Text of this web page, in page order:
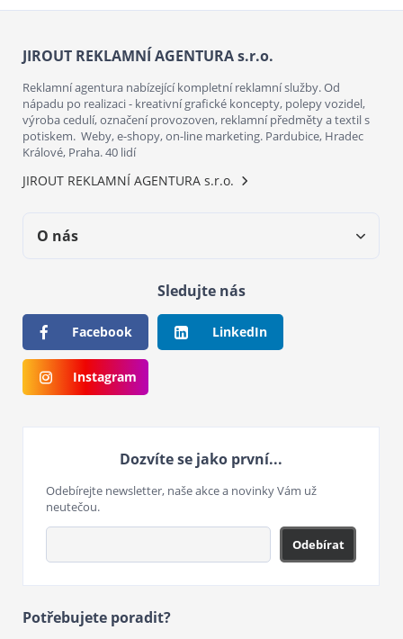
JIROUT REKLAMNÍ AGENTURA s.r.o.
Reklamní agentura nabízející kompletní reklamní služby. Od
nápadu po realizaci - kreativní grafické koncepty, polepy vozidel,
výroba cedulí, označení provozoven, reklamní předměty a textil s
potiskem. Weby, e-shopy, on-line marketing. Pardubice, Hradec
Králové, Praha. 40 lidí
JIROUT REKLAMNÍ AGENTURA s.r.o.
O nás
Sledujte nás
Facebook LinkedIn
Instagram
Dozvíte se jako první...
Odebírejte newsletter, naše akce a novinky Vám už
neutečou.
Odebírat
Potřebujete poradit?